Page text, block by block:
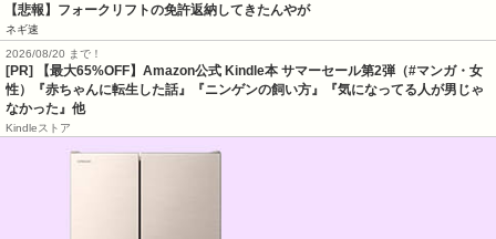
【悲報】フォークリフトの免許返納してきたんやが
ネギ速
2026/08/20 まで！
[PR]
【最大65%OFF】Amazon公式 Kindle本 サマーセール第2弾（#マンガ・女
性）『赤ちゃんに転生した話』『ニンゲンの飼い方』『気になってる人が男じゃ
なかった』他
Kindleストア